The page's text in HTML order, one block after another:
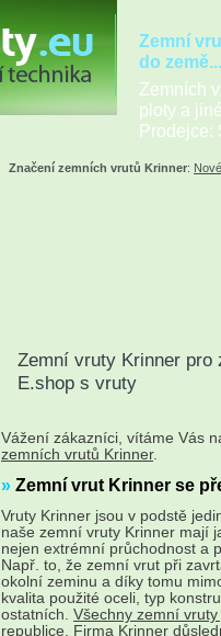
Zemní
do země...
Zemních
ploty a
Prodejce:
Značení zemních vrutů Krinner:
Zemní vruty Krinner
E.shop s vruty
Vážení zákazníci, vítáme Vás
zemních vrutů Krinner.
» Zemní vrut Krinner se
Vruty Krinner jsou v podstě
naše zemní vruty Krinner mají
nejen extrémní průchodnost a
Např. to, že zemní vrut při
okolní zeminu a díky tomu
kvalita použité oceli, typ
ostatních. Všechny zemní
republice. Firma Krinner